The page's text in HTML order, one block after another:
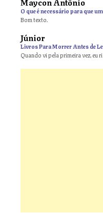
O que é necessário para que
Bom texto.
Júnior
Livros Para Morrer Antes de
Quando vi pela primeira vez, eu